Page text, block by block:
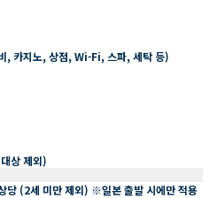
, 카지노, 상점, Wi-Fi, 스파, 세탁 등)
상 제외)
당 (2세 미만 제외) ※일본 출발 시에만 적용